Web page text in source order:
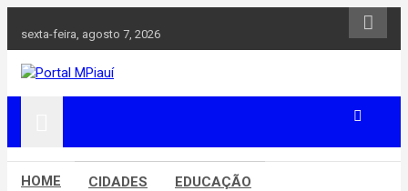
content
sexta-feira, agosto 7, 2026
Portal MPiauí
HOME CIDADES EDUCAÇÃO